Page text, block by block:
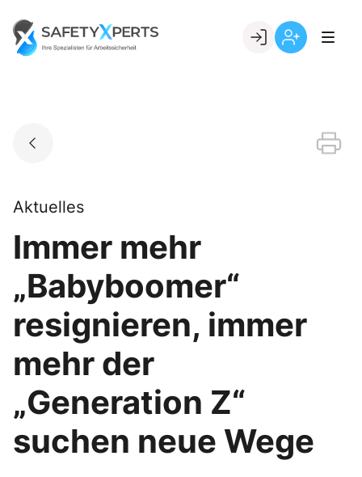
content
Go to landing page.
Aktuelles
Immer mehr
„Babyboomer“
resignieren, immer
mehr der
„Generation Z“
suchen neue Wege